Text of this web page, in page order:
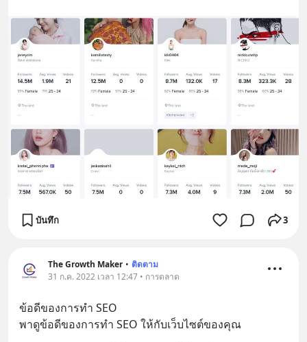
บันทึก 3
The Growth Maker • ติดตาม
31 ก.ค. 2022 เวลา 12:47 • การตลาด
ข้อดีของการทำ SEO
พาดูข้อดีของการทำ SEO ให้กับเว็บไซต์ของคุณ